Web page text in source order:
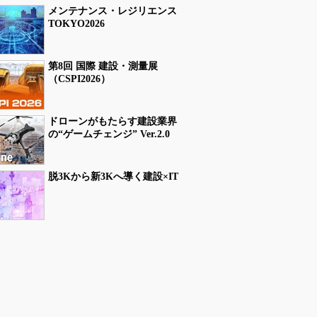
メンテナンス・レジリエンス
TOKYO2026
第8回 国際 建設・測量展
（CSPI2026）
ドローンがもたらす建設業界
の“ゲームチェンジ” Ver.2.0
脱3Kから新3Kへ導く建設×IT